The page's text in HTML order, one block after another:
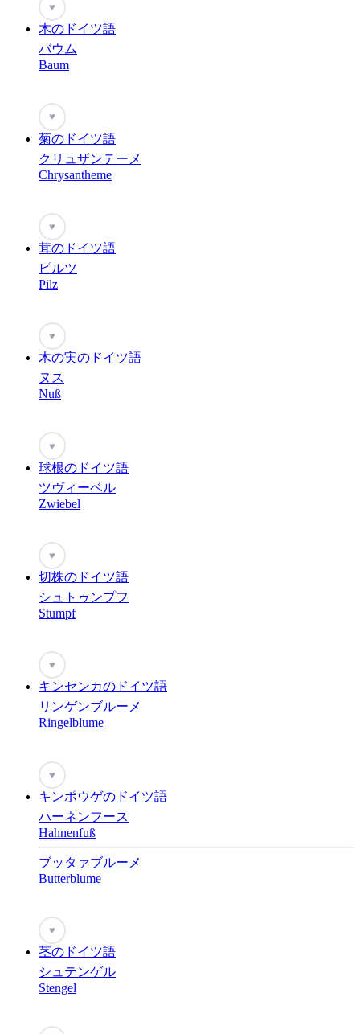
♥
木のドイツ語
バウム
Baum
♥
菊のドイツ語
クリュザンテーメ
Chrysantheme
♥
茸のドイツ語
ピルツ
Pilz
♥
木の実のドイツ語
ヌス
Nuß
♥
球根のドイツ語
ツヴィーベル
Zwiebel
♥
切株のドイツ語
シュトゥンプフ
Stumpf
♥
キンセンカのドイツ語
リンゲンブルーメ
Ringelblume
♥
キンポウゲのドイツ語
ハーネンフース
Hahnenfuß
ブッタァブルーメ
Butterblume
♥
茎のドイツ語
シュテンゲル
Stengel